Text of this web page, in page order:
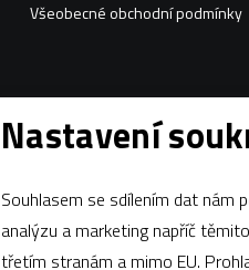
Nastavení
Souhlasem se sdílením dat nám
analýzu a marketing napříč těmito webovými
třetím stranám a mimo EU.
Všeobecné obchodní podmínky